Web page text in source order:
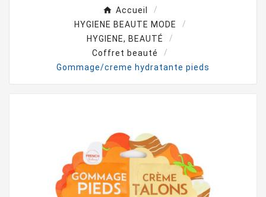
Accueil
HYGIENE BEAUTE MODE
HYGIENE, BEAUTÉ
Coffret beauté
Gommage/creme hydratante pieds